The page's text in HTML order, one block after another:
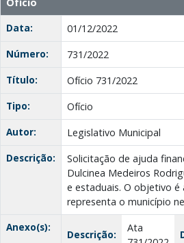
Data:
01/12/2022
Número:
731/2022
Título:
Ofício 731/2022
Tipo:
Ofício
Autor:
Legislativo Municipal
Descrição:
Solicitação de ajuda
Dulcinea Medeiros
e estaduais. O objetivo
representa o município
Anexo(s):
Descrição:
Ata